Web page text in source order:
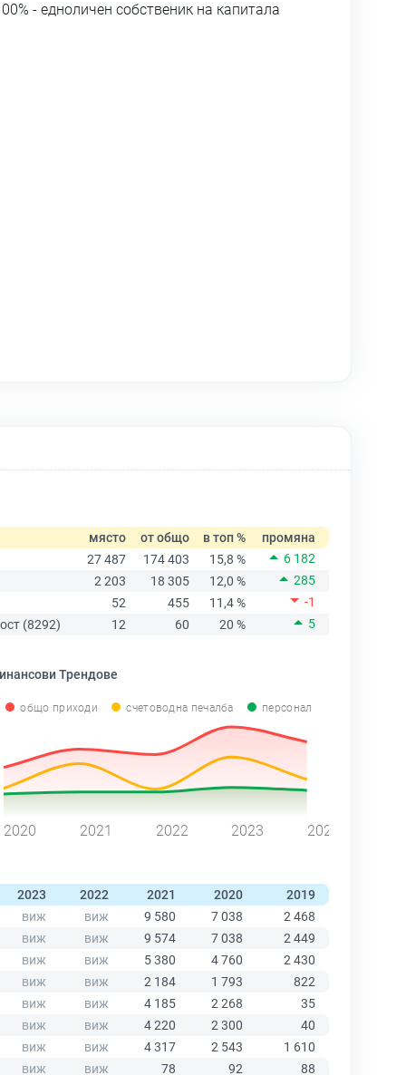
- едноличен собственик на капитала
място от общо в топ %
промяна
27 487
174 403 15,8 %
6 182
2 203
18 305 12,0 %
285
52
455 11,4 %
-1
(8292)
12 60 20 % 5
Трендове
общо приходи счетоводна печалба персонал
2020 2021 2022 2023 2024
2023 2022 2021 2020 2019